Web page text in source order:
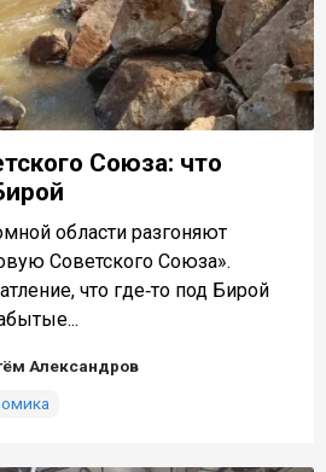
Союза: что
области разгоняют
Советского Союза».
что где‑то под Бирой
Александров